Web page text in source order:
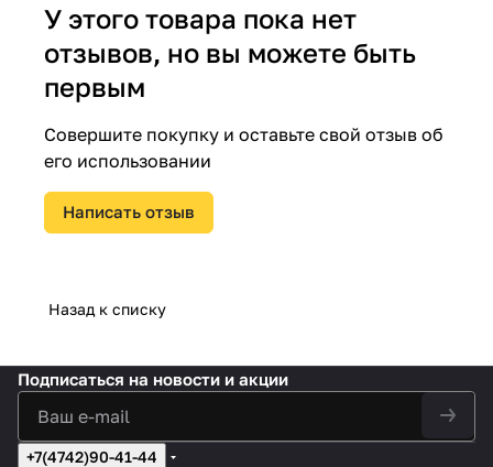
У этого товара пока нет
отзывов, но вы можете быть
первым
Совершите покупку и оставьте свой отзыв об
его использовании
Написать отзыв
Назад к списку
Подписаться на новости и акции
+7(4742)90-41-44